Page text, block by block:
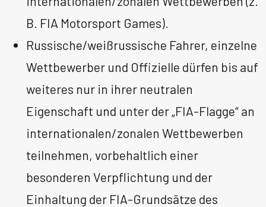
B. FIA Motorsport Games).
Russische/weißrussische Fahrer, einzelne
Wettbewerber und Offizielle dürfen bis auf
weiteres nur in ihrer neutralen
Eigenschaft und unter der „FIA-Flagge“ an
internationalen/zonalen Wettbewerben
teilnehmen, vorbehaltlich einer
besonderen Verpflichtung und der
Einhaltung der FIA-Grundsätze des